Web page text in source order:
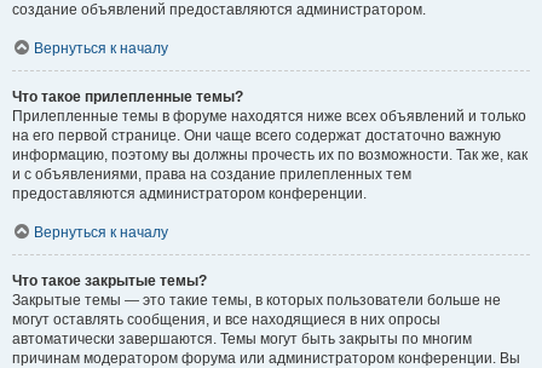
создание объявлений предоставляются администратором.
Вернуться к началу
Что такое прилепленные темы?
Прилепленные темы в форуме находятся ниже всех объявлений и только
на его первой странице. Они чаще всего содержат достаточно важную
информацию, поэтому вы должны прочесть их по возможности. Так же, как
и с объявлениями, права на создание прилепленных тем
предоставляются администратором конференции.
Вернуться к началу
Что такое закрытые темы?
Закрытые темы — это такие темы, в которых пользователи больше не
могут оставлять сообщения, и все находящиеся в них опросы
автоматически завершаются. Темы могут быть закрыты по многим
причинам модератором форума или администратором конференции. Вы